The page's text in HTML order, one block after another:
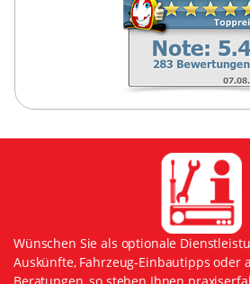
Wünschen Sie als optionale
Auskünfte, Fahrzeug-Einbautipps oder
Beratungen, so stehen Ihnen